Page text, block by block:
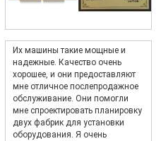
Их машины такие мощные и
надежные. Качество очень
хорошее, и они предоставляют
мне отличное послепродажное
обслуживание. Они помогли
мне спроектировать планировку
двух фабрик для установки
оборудования. Я очень